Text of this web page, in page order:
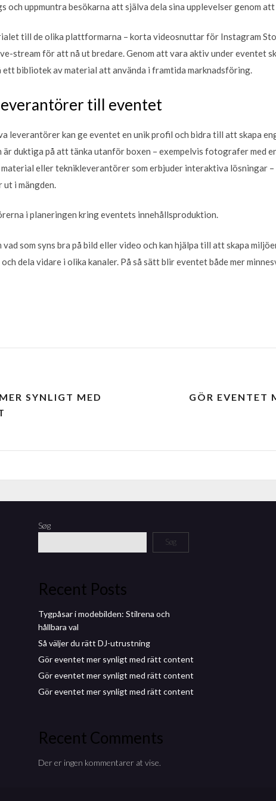
och uppmuntra besökarna att själva dela sina upplevelser genom
till de olika plattformarna – korta videosnuttar för Instagram
stream för att nå ut bredare. Genom att vara aktiv under eventet
bibliotek av material att använda i framtida marknadsföring.
till eventet
leverantörer kan ge eventet en unik profil och bidra till att skapa
duktiga på att tänka utanför boxen – exempelvis fotografer med
material eller teknikleverantörer som erbjuder interaktiva lösningar
i mängden.
i planeringen kring eventets innehållsproduktion.
som syns bra på bild eller video och kan hjälpa till att skapa
dela vidare i olika kanaler. På så sätt blir eventet både mer
SYNLIGT MED
GÖR EVENTET
Søg
Søg
Recent Posts
Tygpåsar i modebilden: Stilrena och
hållbara val
Så väljer du rätt DJ-utrustning
Gör eventet mer synligt med rätt content
Gör eventet mer synligt med rätt content
Gör eventet mer synligt med rätt content
Recent Comments
Der er ingen kommentarer at vise.